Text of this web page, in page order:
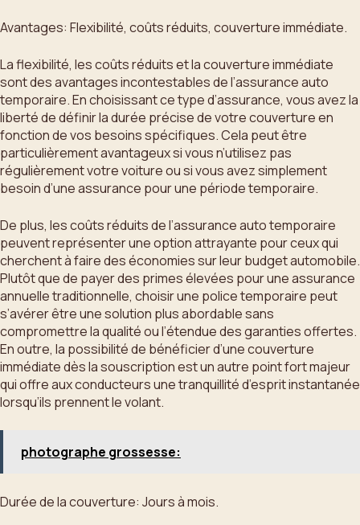
Avantages: Flexibilité, coûts réduits, couverture immédiate.
La flexibilité, les coûts réduits et la couverture immédiate
sont des avantages incontestables de l’assurance auto
temporaire. En choisissant ce type d’assurance, vous avez la
liberté de définir la durée précise de votre couverture en
fonction de vos besoins spécifiques. Cela peut être
particulièrement avantageux si vous n’utilisez pas
régulièrement votre voiture ou si vous avez simplement
besoin d’une assurance pour une période temporaire.
De plus, les coûts réduits de l’assurance auto temporaire
peuvent représenter une option attrayante pour ceux qui
cherchent à faire des économies sur leur budget automobile.
Plutôt que de payer des primes élevées pour une assurance
annuelle traditionnelle, choisir une police temporaire peut
s’avérer être une solution plus abordable sans
compromettre la qualité ou l’étendue des garanties offertes.
En outre, la possibilité de bénéficier d’une couverture
immédiate dès la souscription est un autre point fort majeur
qui offre aux conducteurs une tranquillité d’esprit instantanée
lorsqu’ils prennent le volant.
photographe grossesse:
Durée de la couverture: Jours à mois.